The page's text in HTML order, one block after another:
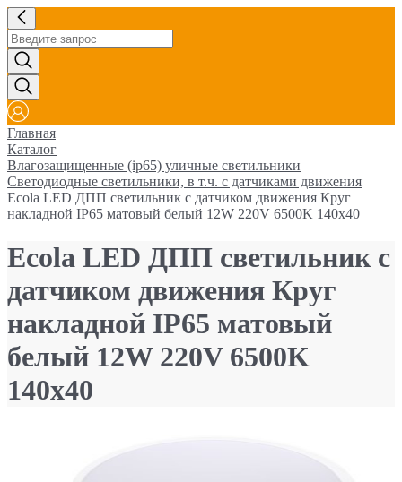
Главная
Каталог
Влагозащищенные (ip65) уличные светильники
Cветодиодные светильники, в т.ч. с датчиками движения
Ecola LED ДПП светильник с датчиком движения Круг
накладной IP65 матовый белый 12W 220V 6500K 140x40
Ecola LED ДПП светильник с
датчиком движения Круг
накладной IP65 матовый
белый 12W 220V 6500K
140x40